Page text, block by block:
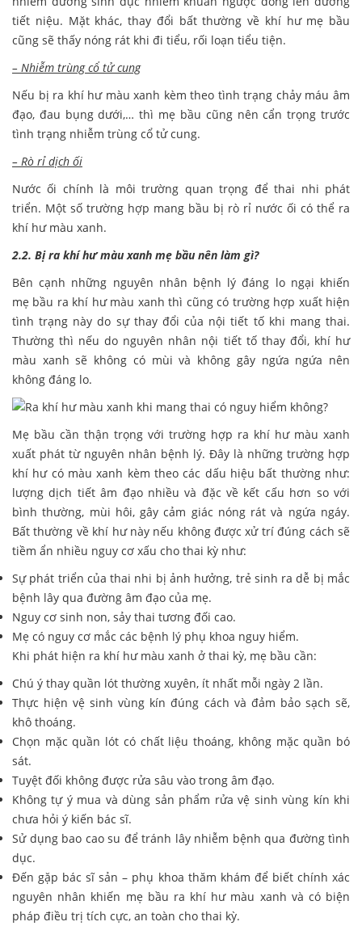
tiết niệu. Mặt khác, thay đổi bất thường về khí hư mẹ bầu
cũng sẽ thấy nóng rát khi đi tiểu, rối loạn tiểu tiện.
– Nhiễm trùng cổ tử cung
Nếu bị ra khí hư màu xanh kèm theo tình trạng chảy máu âm
đạo, đau bụng dưới,… thì mẹ bầu cũng nên cẩn trọng trước
tình trạng nhiễm trùng cổ tử cung.
– Rò rỉ dịch ối
Nước ối chính là môi trường quan trọng để thai nhi phát
triển. Một số trường hợp mang bầu bị rò rỉ nước ối có thể ra
khí hư màu xanh.
2.2. Bị ra khí hư màu xanh mẹ bầu nên làm gì?
Bên cạnh những nguyên nhân bệnh lý đáng lo ngại khiến
mẹ bầu ra khí hư màu xanh thì cũng có trường hợp xuất hiện
tình trạng này do sự thay đổi của nội tiết tố khi mang thai.
Thường thì nếu do nguyên nhân nội tiết tố thay đổi, khí hư
màu xanh sẽ không có mùi và không gây ngứa ngứa nên
không đáng lo.
Mẹ bầu cần thận trọng với trường hợp ra khí hư màu xanh
xuất phát từ nguyên nhân bệnh lý. Đây là những trường hợp
khí hư có màu xanh kèm theo các dấu hiệu bất thường như:
lượng dịch tiết âm đạo nhiều và đặc về kết cấu hơn so với
bình thường, mùi hôi, gây cảm giác nóng rát và ngứa ngáy.
Bất thường về khí hư này nếu không được xử trí đúng cách sẽ
tiềm ẩn nhiều nguy cơ xấu cho thai kỳ như:
Sự phát triển của thai nhi bị ảnh hưởng, trẻ sinh ra dễ bị mắc
bệnh lây qua đường âm đạo của mẹ.
Nguy cơ sinh non, sảy thai tương đối cao.
Mẹ có nguy cơ mắc các bệnh lý phụ khoa nguy hiểm.
Khi phát hiện ra khí hư màu xanh ở thai kỳ, mẹ bầu cần:
Chú ý thay quần lót thường xuyên, ít nhất mỗi ngày 2 lần.
Thực hiện vệ sinh vùng kín đúng cách và đảm bảo sạch sẽ,
khô thoáng.
Chọn mặc quần lót có chất liệu thoáng, không mặc quần bó
sát.
Tuyệt đối không được rửa sâu vào trong âm đạo.
Không tự ý mua và dùng sản phẩm rửa vệ sinh vùng kín khi
chưa hỏi ý kiến bác sĩ.
Sử dụng bao cao su để tránh lây nhiễm bệnh qua đường tình
dục.
Đến gặp bác sĩ sản – phụ khoa thăm khám để biết chính xác
nguyên nhân khiến mẹ bầu ra khí hư màu xanh và có biện
pháp điều trị tích cực, an toàn cho thai kỳ.